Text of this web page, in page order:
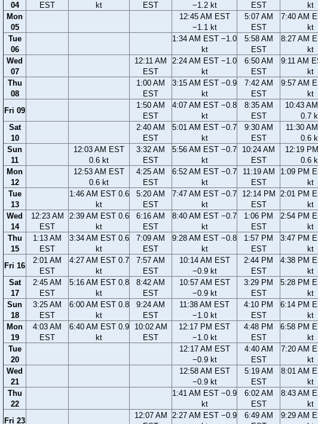
04
EST
kt
EST
−1.2 kt
EST
kt
Mon
05
12:45 AM EST
−1.1 kt
5:07 AM
EST
7:40 AM
kt
Tue
06
1:34 AM EST −1.0
kt
5:58 AM
EST
8:27 AM
kt
Wed
07
12:11 AM
EST
2:24 AM EST −1.0
kt
6:50 AM
EST
9:11 AM
kt
Thu
08
1:00 AM
EST
3:15 AM EST −0.9
kt
7:42 AM
EST
9:57 AM
kt
Fri 09
1:50 AM
EST
4:07 AM EST −0.8
kt
8:35 AM
EST
10:43
0.7
Sat
10
2:40 AM
EST
5:01 AM EST −0.7
kt
9:30 AM
EST
11:30
0.6
Sun
11
12:03 AM EST
0.6 kt
3:32 AM
EST
5:56 AM EST −0.7
kt
10:24 AM
EST
12:19
0.6
Mon
12
12:53 AM EST
0.6 kt
4:25 AM
EST
6:52 AM EST −0.7
kt
11:19 AM
EST
1:09 PM
kt
Tue
13
1:46 AM EST 0.6
kt
5:20 AM
EST
7:47 AM EST −0.7
kt
12:14 PM
EST
2:01 PM
kt
Wed
14
12:23 AM
EST
2:39 AM EST 0.6
kt
6:16 AM
EST
8:40 AM EST −0.7
kt
1:06 PM
EST
2:54 PM
kt
Thu
15
1:13 AM
EST
3:34 AM EST 0.6
kt
7:09 AM
EST
9:28 AM EST −0.8
kt
1:57 PM
EST
3:47 PM
kt
Fri 16
2:01 AM
EST
4:27 AM EST 0.7
kt
7:57 AM
EST
10:14 AM EST
−0.9 kt
2:44 PM
EST
4:38 PM
kt
Sat
17
2:45 AM
EST
5:16 AM EST 0.8
kt
8:42 AM
EST
10:57 AM EST
−0.9 kt
3:29 PM
EST
5:28 PM
kt
Sun
18
3:25 AM
EST
6:00 AM EST 0.8
kt
9:24 AM
EST
11:38 AM EST
−1.0 kt
4:10 PM
EST
6:14 PM
kt
Mon
19
4:03 AM
EST
6:40 AM EST 0.9
kt
10:02 AM
EST
12:17 PM EST
−1.0 kt
4:48 PM
EST
6:58 PM
kt
Tue
20
12:17 AM EST
−0.9 kt
4:40 AM
EST
7:20 AM
kt
Wed
21
12:58 AM EST
−0.9 kt
5:19 AM
EST
8:01 AM
kt
Thu
22
1:41 AM EST −0.9
kt
6:02 AM
EST
8:43 AM
kt
Fri 23
12:07 AM
2:27 AM EST −0.9
6:49 AM
9:29 AM